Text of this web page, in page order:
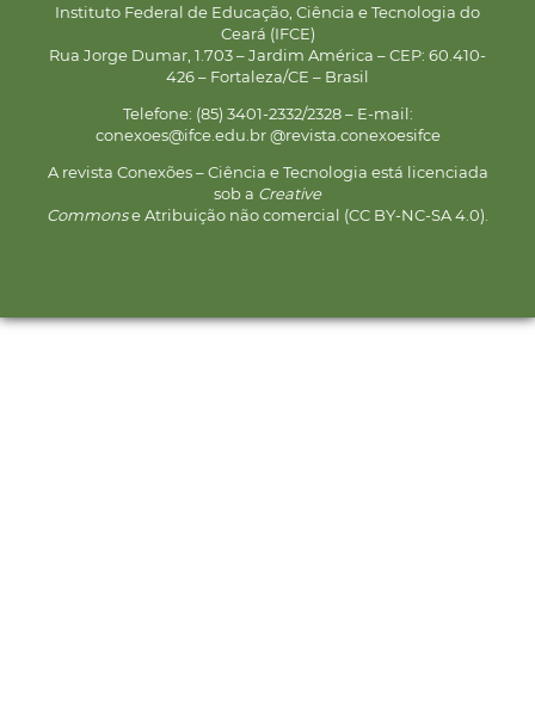
Instituto Federal de Educação, Ciência e Tecnologia do
Ceará (IFCE)
Rua Jorge Dumar, 1.703 – Jardim América – CEP: 60.410-
426 – Fortaleza/CE – Brasil
Telefone: (85) 3401-2332/2328 – E-mail:
conexoes@ifce.edu.br @revista.conexoesifce
A revista Conexões – Ciência e Tecnologia está licenciada
sob a Creative
Commonse Atribuição não comercial (CC BY-NC-SA 4.0).